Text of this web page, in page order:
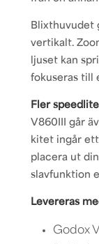
Blixthuvudet
vertikalt.
ljuset kan
fokuseras till
Fler
V860III går
kitet ingår
placera ut
slavfunktion
Levereras
Godox